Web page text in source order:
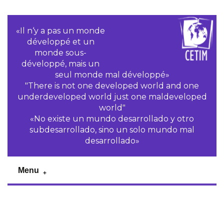
«Il n‘y a pas un monde
développé et un
monde sous-
développé, mais un
seul monde mal développé»
"There is not one developed world and one
underdeveloped world just one maldeveloped
world"
«No existe un mundo desarrollado y otro
subdesarrollado, sino un solo mundo mal
desarrollado»
Menu